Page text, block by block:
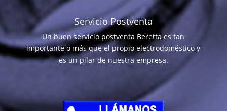
Servicio Postventa
Un buen servicio postventa Beretta es tan
importante o más que el propio electrodoméstico y
es un pilar de nuestra empresa.